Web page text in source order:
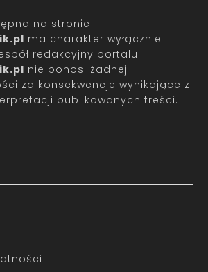
na stronie
ma charakter wyłącznie
redakcyjny portalu
nie ponosi żadnej
za konsekwencje wynikające z
publikowanych treści.